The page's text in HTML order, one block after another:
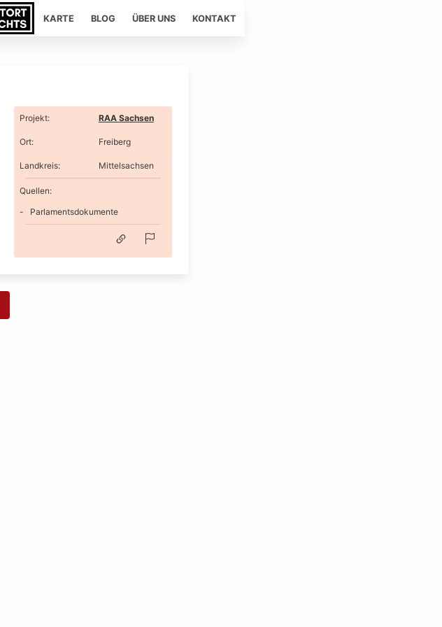
KARTE BLOG ÜBER UNS KONTAKT
Projekt: RAA Sachsen
Ort: Freiberg
Landkreis: Mittelsachsen
Quellen:
Parlamentsdokumente